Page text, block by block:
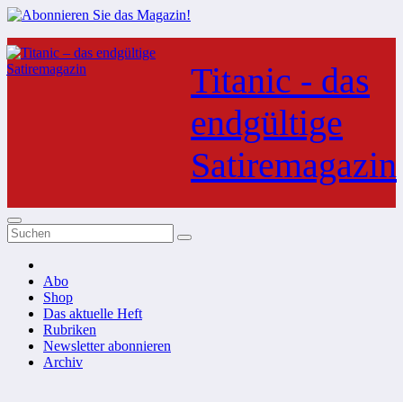
Zum
Inhalt
springen
Titanic - das
endgültige
Satiremagazin
Abo
Shop
Das aktuelle Heft
Rubriken
Newsletter abonnieren
Archiv